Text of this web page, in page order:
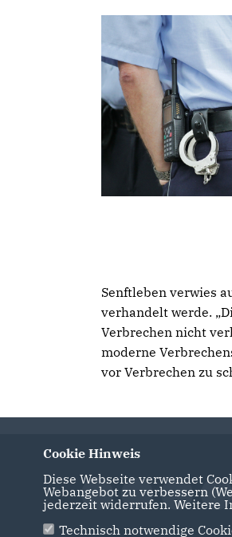
Senftleben verwies
verhandelt werde.
Verbrechen nicht
moderne
vor Verbrechen zu
Cookie Hinweis
Diese Webseite verwendet
Webangebot zu verbessern
jederzeit widerrufen. Weitere
Technisch notwendige